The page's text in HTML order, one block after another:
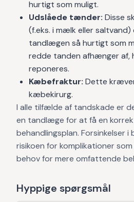
hurtigt som muligt.
Udslåede tænder: Disse
(f.eks. i mælk eller saltvand)
tandlægen så hurtigt som
redde tanden afhænger af,
reponeres.
Kæbefraktur: Dette
kæbekirurg.
I alle tilfælde af tandskade er
en tandlæge for at få en
behandlingsplan. Forsinkelser i
risikoen for komplikationer
behov for mere omfattende
Hyppige spørgsmål